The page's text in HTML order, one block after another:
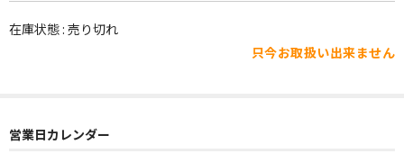
その他
Webのみ no.1
在庫状態 : 売り切れ
只今お取扱い出来ません
営業日カレンダー